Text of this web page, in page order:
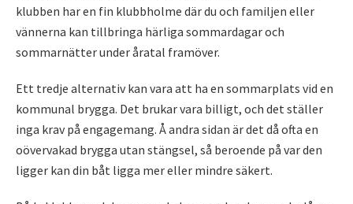
klubben har en fin klubbholme där du och familjen eller
vännerna kan tillbringa härliga sommardagar och
sommarnätter under åratal framöver.
Ett tredje alternativ kan vara att ha en sommarplats vid en
kommunal brygga. Det brukar vara billigt, och det ställer
inga krav på engagemang. Å andra sidan är det då ofta en
oövervakad brygga utan stängsel, så beroende på var den
ligger kan din båt ligga mer eller mindre säkert.